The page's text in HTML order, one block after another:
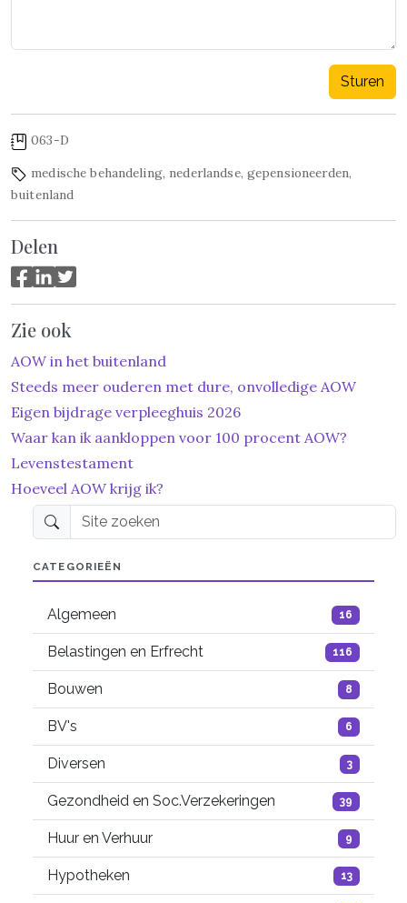
Sturen
063-D
medische behandeling, nederlandse, gepensioneerden,
buitenland
Delen
Zie ook
AOW in het buitenland
Steeds meer ouderen met dure, onvolledige AOW
Eigen bijdrage verpleeghuis 2026
Waar kan ik aankloppen voor 100 procent AOW?
Levenstestament
Hoeveel AOW krijg ik?
CATEGORIEËN
Algemeen 16
Belastingen en Erfrecht 116
Bouwen 8
BV's 6
Diversen 3
Gezondheid en Soc.Verzekeringen 39
Huur en Verhuur 9
Hypotheken 13